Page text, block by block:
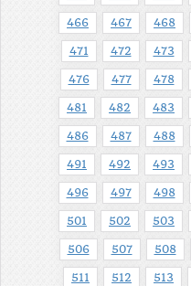
466 467 468
471 472 473
476 477 478
481 482 483
486 487 488
491 492 493
496 497 498
501 502 503
506 507 508
511 512 513